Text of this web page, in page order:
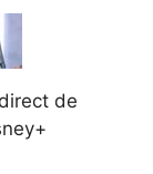
de